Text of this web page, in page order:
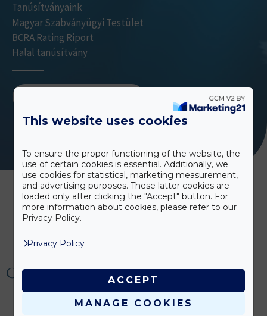
Tanúsítványaink
Magyar Szabványügyi Testület
BCRA Rating Riport
Halal tanúsítvány
Céljaink elérése érdekében:
kiemelt figyelmet fordítunk a tervezettségre,
This website uses cookies
To ensure the proper functioning of the website, the
use of certain cookies is essential. Additionally, we
use cookies for statistical, marketing measurement,
and advertising purposes. These latter cookies are
loaded only after clicking the "Accept" button. For
more information about cookies, please refer to our
Privacy Policy.
Privacy Policy
MANAGE COOKIES
ACCEPT